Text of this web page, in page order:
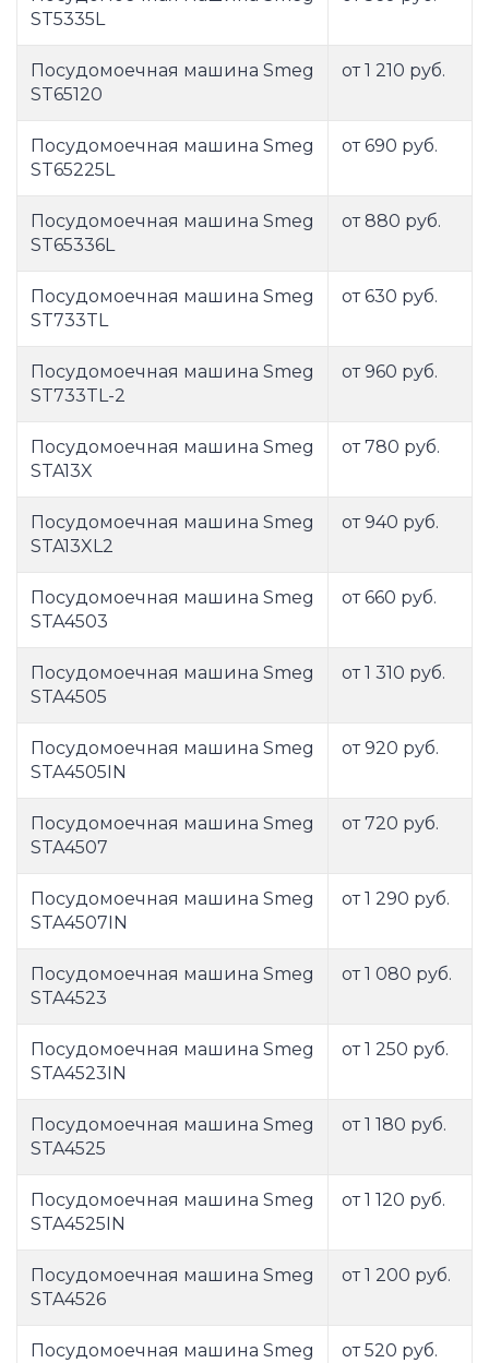
ST5335L
Посудомоечная машина Smeg
ST65120
от 1 210 руб.
Посудомоечная машина Smeg
ST65225L
от 690 руб.
Посудомоечная машина Smeg
ST65336L
от 880 руб.
Посудомоечная машина Smeg
ST733TL
от 630 руб.
Посудомоечная машина Smeg
ST733TL-2
от 960 руб.
Посудомоечная машина Smeg
STA13X
от 780 руб.
Посудомоечная машина Smeg
STA13XL2
от 940 руб.
Посудомоечная машина Smeg
STA4503
от 660 руб.
Посудомоечная машина Smeg
STA4505
от 1 310 руб.
Посудомоечная машина Smeg
STA4505IN
от 920 руб.
Посудомоечная машина Smeg
STA4507
от 720 руб.
Посудомоечная машина Smeg
STA4507IN
от 1 290 руб.
Посудомоечная машина Smeg
STA4523
от 1 080 руб.
Посудомоечная машина Smeg
STA4523IN
от 1 250 руб.
Посудомоечная машина Smeg
STA4525
от 1 180 руб.
Посудомоечная машина Smeg
STA4525IN
от 1 120 руб.
Посудомоечная машина Smeg
STA4526
от 1 200 руб.
Посудомоечная машина Smeg
от 520 руб.